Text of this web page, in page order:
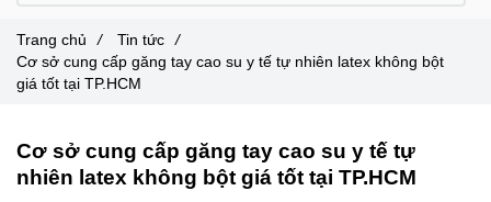
Cơ sở cung cấp găng tay cao su y tế tự
nhiên latex không bột giá tốt tại TP.HCM
Trang chủ / Tin tức
/
Cơ sở cung cấp găng tay cao su y tế tự nhiên latex không bột
giá tốt tại TP.HCM